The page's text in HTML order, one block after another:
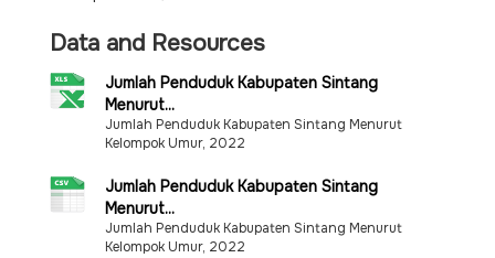
Data and Resources
Jumlah Penduduk Kabupaten Sintang
Menurut...
Jumlah Penduduk Kabupaten Sintang Menurut
Kelompok Umur, 2022
Jumlah Penduduk Kabupaten Sintang
Menurut...
Jumlah Penduduk Kabupaten Sintang Menurut
Kelompok Umur, 2022